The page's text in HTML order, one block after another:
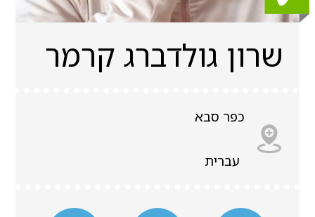
שרון גולדברג קרמר
כפר סבא
עברית